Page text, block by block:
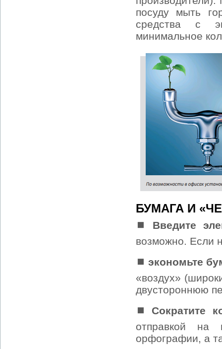
посуду мыть
средства с
минимальное
БУМАГА И
⏹ Введите
возможно. Если
⏹ экономьте
«воздух»
двустороннюю
⏹ Сократите
отправкой на
орфографии, а